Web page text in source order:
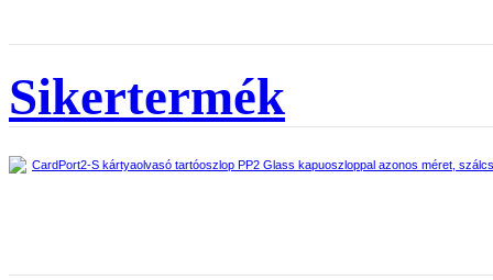
Sikertermék
CardPort2-S kártyaolvasó tartóoszlop PP2 Glass kapuoszloppal azonos méret,